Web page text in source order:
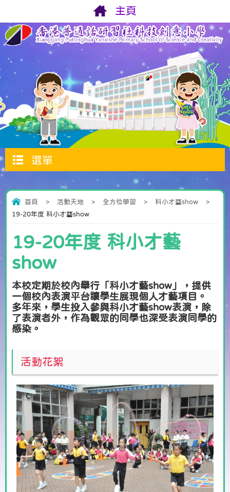
主頁
選單
首頁 > 活動天地 > 全方位學習 > 科小才藝show
>
19-20年度 科小才藝show
19-20年度 科小才藝
show
本校定期於校內舉行「科小才藝show」，提供
一個校內表演平台讓學生展現個人才藝項目。
多年來，學生投入參與科小才藝show表演，除
了表演者外，作為觀眾的同學也深受表演同學的
感染。
活動花絮